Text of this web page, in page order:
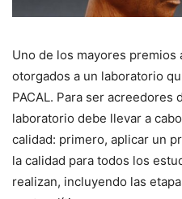
Uno de los mayores
otorgados a un laboratorio
PACAL. Para ser acreedores
laboratorio debe llevar a
calidad: primero, aplicar un
la calidad para todos los
realizan, incluyendo las